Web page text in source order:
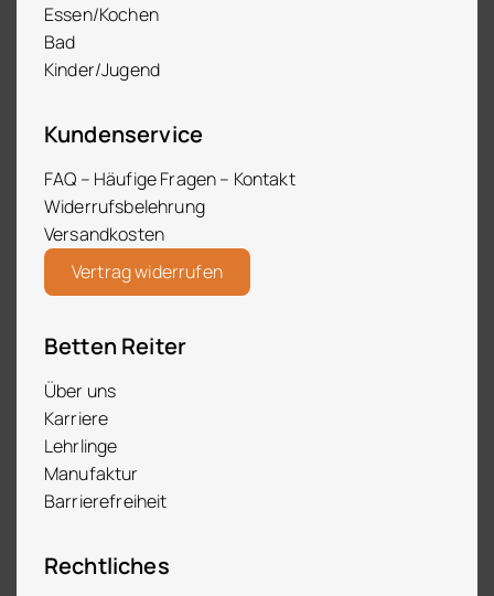
Essen/Kochen
Bad
Kinder/Jugend
Kundenservice
FAQ – Häufige Fragen – Kontakt
Widerrufsbelehrung
Versandkosten
Vertrag widerrufen
Betten Reiter
Über uns
Karriere
Lehrlinge
Manufaktur
Barrierefreiheit
Rechtliches